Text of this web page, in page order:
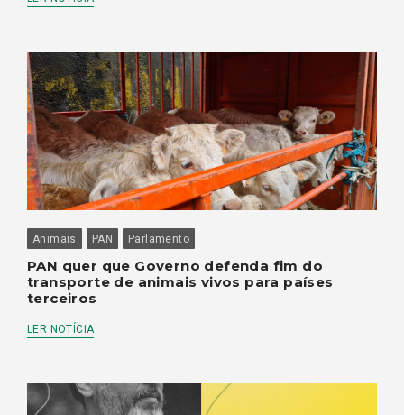
Animais PAN Parlamento
PAN quer que Governo defenda fim do
transporte de animais vivos para países
terceiros
LER NOTÍCIA